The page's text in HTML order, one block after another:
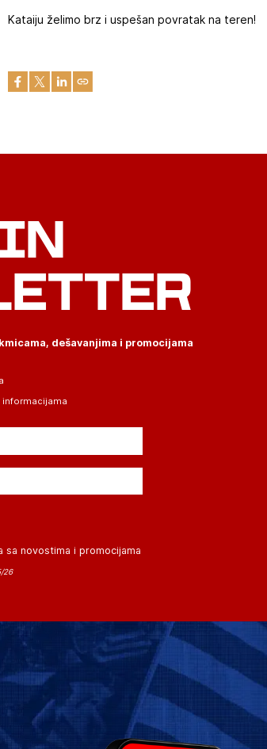
Kataiju želimo brz i uspešan povratak na teren!
dešavanjima i promocijama
informacijama
sa novostima i promocijama
26